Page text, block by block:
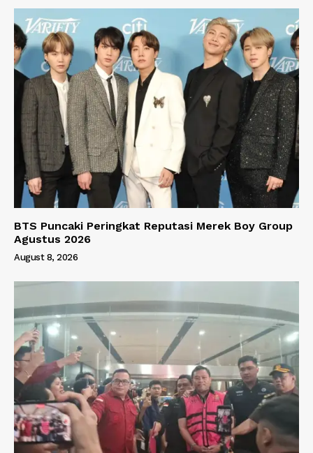
BTS Puncaki Peringkat Reputasi Merek Boy Group
Agustus 2026
August 8, 2026